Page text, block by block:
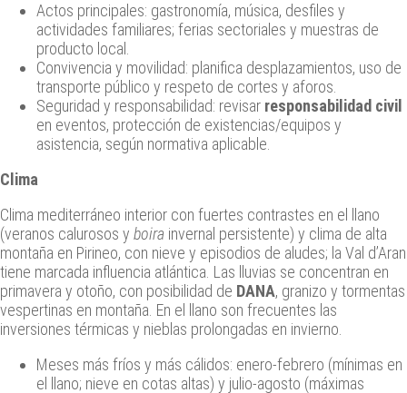
Actos principales: gastronomía, música, desfiles y
actividades familiares; ferias sectoriales y muestras de
producto local.
Convivencia y movilidad: planifica desplazamientos, uso de
transporte público y respeto de cortes y aforos.
Seguridad y responsabilidad: revisar responsabilidad civil
en eventos, protección de existencias/equipos y
asistencia, según normativa aplicable.
Clima
Clima mediterráneo interior con fuertes contrastes en el llano
(veranos calurosos y boira invernal persistente) y clima de alta
montaña en Pirineo, con nieve y episodios de aludes; la Val d’Aran
tiene marcada influencia atlántica. Las lluvias se concentran en
primavera y otoño, con posibilidad de DANA, granizo y tormentas
vespertinas en montaña. En el llano son frecuentes las
inversiones térmicas y nieblas prolongadas en invierno.
Meses más fríos y más cálidos: enero‑febrero (mínimas en
el llano; nieve en cotas altas) y julio‑agosto (máximas